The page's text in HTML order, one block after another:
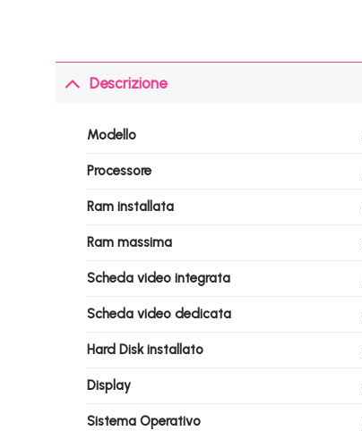
Descrizione
Modello
Processore
Ram installata
Ram massima
Scheda video integrata
Scheda video dedicata
Hard Disk installato
Display
Sistema Operativo